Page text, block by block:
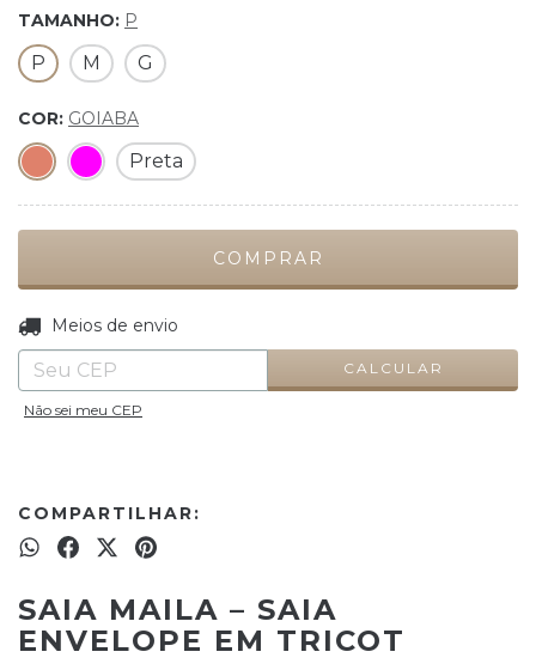
TAMANHO: P
P M G
COR: GOIABA
Preta
Entregas para o CEP:
Meios de envio
CALCULAR
Não sei meu CEP
COMPARTILHAR:
SAIA MAILA – SAIA
ENVELOPE EM TRICOT